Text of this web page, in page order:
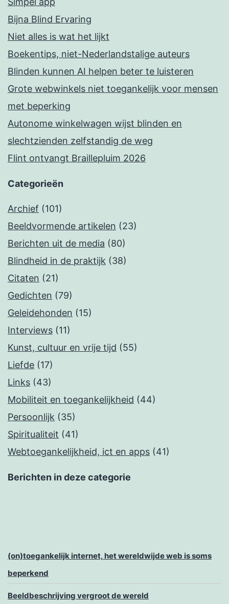
Bijna Blind Ervaring
Niet alles is wat het lijkt
Boekentips, niet-Nederlandstalige auteurs
Blinden kunnen AI helpen beter te luisteren
Grote webwinkels niet toegankelijk voor mensen
met beperking
Autonome winkelwagen wijst blinden en
slechtzienden zelfstandig de weg
Flint ontvangt Braillepluim 2026
Categorieën
Archief (101)
Beeldvormende artikelen (23)
Berichten uit de media (80)
Blindheid in de praktijk (38)
Citaten (21)
Gedichten (79)
Geleidehonden (15)
Interviews (11)
Kunst, cultuur en vrije tijd (55)
Liefde (17)
Links (43)
Mobiliteit en toegankelijkheid (44)
Persoonlijk (35)
Spiritualiteit (41)
Webtoegankelijkheid, ict en apps (41)
Berichten in deze categorie
(on)toegankelijk internet, het wereldwijde web is soms
beperkend
Beeldbeschrijving vergroot de wereld